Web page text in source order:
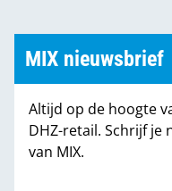
Marktcijfers
Partners
MIX nieuwsbrief
Altijd op de hoogte
DHZ-retail. Schrijf je
van MIX.